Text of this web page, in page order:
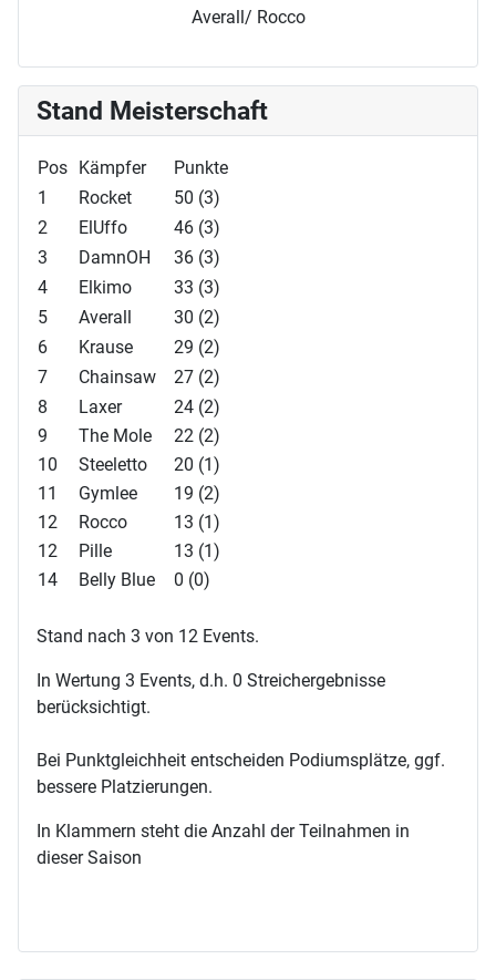
Averall/ Rocco
Stand Meisterschaft
Pos Kämpfer
Punkte
1
Rocket
50 (3)
2
ElUffo
46 (3)
3
DamnOH
36 (3)
4
Elkimo
33 (3)
5
Averall
30 (2)
6
Krause
29 (2)
7
Chainsaw
27 (2)
8
Laxer
24 (2)
9
The Mole
22 (2)
10
Steeletto
20 (1)
11
Gymlee
19 (2)
12
Rocco
13 (1)
12
Pille
13 (1)
14
Belly Blue 0 (0)
Stand nach 3 von 12 Events.
In Wertung 3 Events, d.h. 0 Streichergebnisse
berücksichtigt.
Bei Punktgleichheit entscheiden Podiumsplätze, ggf.
bessere Platzierungen.
In Klammern steht die Anzahl der Teilnahmen in
dieser Saison